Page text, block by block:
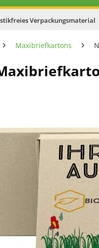
Verpackungsmaterial
Maxibriefkartons